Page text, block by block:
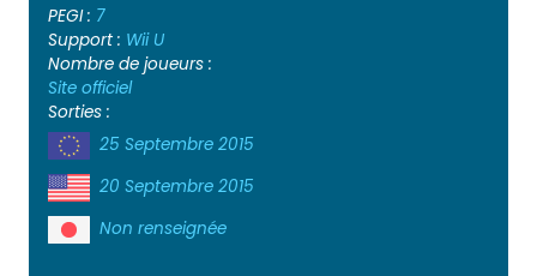
PEGI : 7
Support : Wii U
Nombre de joueurs :
Site officiel
Sorties :
25 Septembre 2015
20 Septembre 2015
Non renseignée